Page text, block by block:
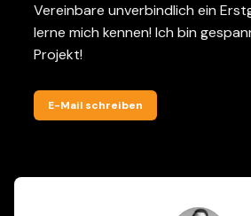
Vereinbare unverbindlich ein
lerne mich kennen! Ich bin
Projekt!
E-Mail schreiben